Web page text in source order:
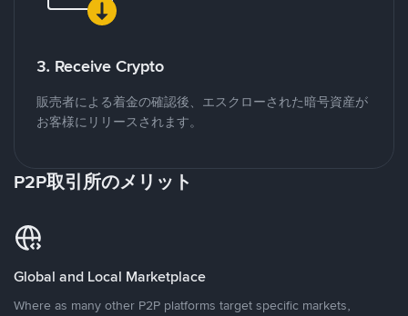
3. Receive Crypto
販売者による着金の確認後、エスクローされた暗号資産が
お客様にリリースされます。
P2P取引所のメリット
Global and Local Marketplace
Where as many other P2P platforms target specific markets,